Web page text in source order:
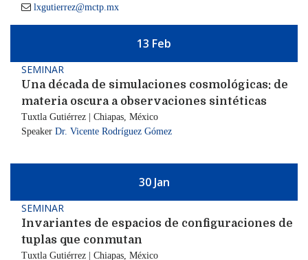
 lxgutierrez@mctp.mx
13 Feb
SEMINAR
Una década de simulaciones cosmológicas: de
materia oscura a observaciones sintéticas
Tuxtla Gutiérrez | Chiapas, México
Speaker Dr. Vicente Rodríguez Gómez
30 Jan
SEMINAR
Invariantes de espacios de configuraciones de
tuplas que conmutan
Tuxtla Gutiérrez | Chiapas, México